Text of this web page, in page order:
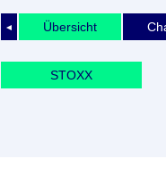
◄ Übersicht
STOXX